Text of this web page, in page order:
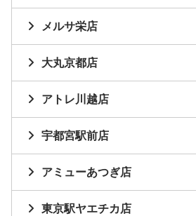
メルサ栄店
大丸京都店
アトレ川越店
宇都宮駅前店
アミューあつぎ店
東京駅ヤエチカ店